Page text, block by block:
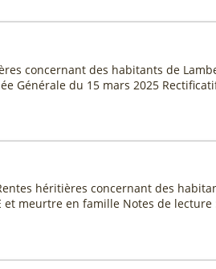
concernant des habitants de
Générale du 15 mars 2025
héritières concernant des
et meurtre en famille Notes de